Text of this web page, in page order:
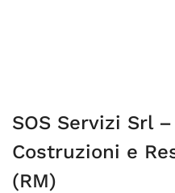
SOS Servizi Srl
Costruzioni e
(RM)